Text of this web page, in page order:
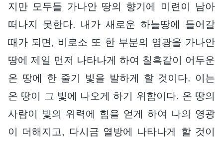
지만 모두들 가나안 땅의 향기에 미련이 남아
떠나지 못한다. 내가 새로운 하늘땅에 들어갈
때가 되면, 비로소 또 한 부분의 영광을 가나안
땅에 제일 먼저 나타나게 하여 칠흑같이 어두운
온 땅에 한 줄기 빛을 발하게 할 것이다. 이는
온 땅이 그 빛에 나오게 하기 위함이다. 온 땅의
사람이 빛의 위력에 힘을 얻게 하여 나의 영광
이 더해지고, 다시금 열방에 나타나게 할 것이